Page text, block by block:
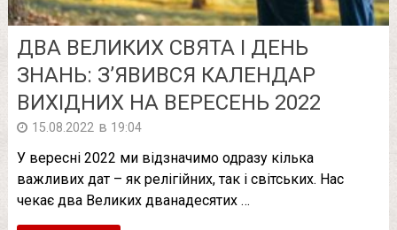
ДВА ВЕЛИКИХ СВЯТА І ДЕНЬ
ЗНАНЬ: З’ЯВИВСЯ КАЛЕНДАР
ВИХІДНИХ НА ВЕРЕСЕНЬ 2022
15.08.2022 в 19:04
У вересні 2022 ми відзначимо одразу кілька
важливих дат – як релігійних, так і світських. Нас
чекає два Великих дванадесятих …